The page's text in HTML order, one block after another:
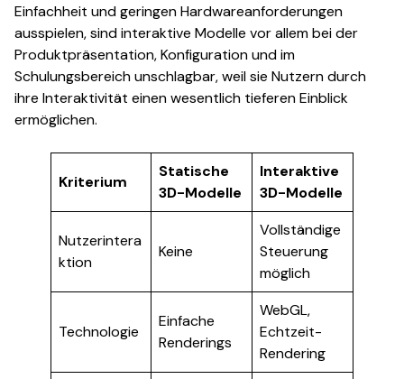
Einfachheit und geringen Hardwareanforderungen
ausspielen, sind interaktive Modelle vor allem bei der
Produktpräsentation, Konfiguration und im
Schulungsbereich unschlagbar, weil sie Nutzern durch
ihre Interaktivität einen wesentlich tieferen Einblick
ermöglichen.
Kriterium
Statische
3D-Modelle
Interaktive
3D-Modelle
Nutzerintera
ktion
Keine
Vollständige
Steuerung
möglich
Technologie
Einfache
Renderings
WebGL,
Echtzeit-
Rendering